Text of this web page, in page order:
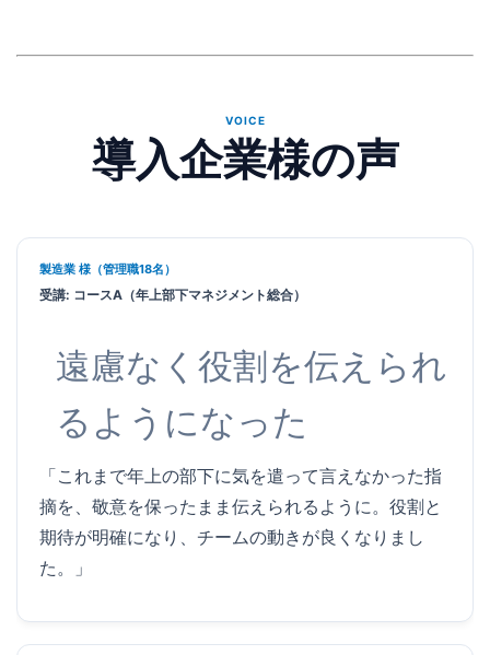
VOICE
導入企業様の声
製造業 様（管理職18名）
受講: コースA（年上部下マネジメント総合）
遠慮なく役割を伝えられ
るようになった
「これまで年上の部下に気を遣って言えなかった指
摘を、敬意を保ったまま伝えられるように。役割と
期待が明確になり、チームの動きが良くなりまし
た。」